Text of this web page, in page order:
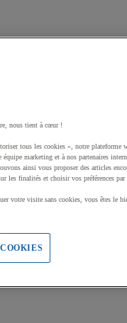
nous tient à cœur !
tous les cookies », notre plateforme
marketing et à nos partenaires
ainsi vous proposer des articles
les finalités et choisir vos préférences
votre visite sans cookies, vous êtes le